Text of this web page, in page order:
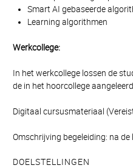
Smart AI gebaseerde
Learning algorithmen
Werkcollege:
In het werkcollege lossen de
de in het hoorcollege
Digitaal cursusmateriaal
Omschrijving begeleiding: na
DOELSTELLINGEN